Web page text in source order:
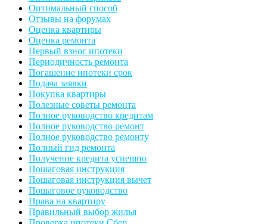
Оптимальный способ
Отзывы на форумах
Оценка квартиры
Оценка ремонта
Первый взнос ипотеки
Периодичность ремонта
Погашение ипотеки срок
Подача заявки
Покупка квартиры
Полезные советы ремонта
Полное руководство кредитам
Полное руководство ремонт
Полное руководство ремонту
Полный гид ремонта
Получение кредита успешно
Пошаговая инструкция
Пошаговая инструкция вычет
Пошаговое руководство
Права на квартиру
Правильный выбор жилья